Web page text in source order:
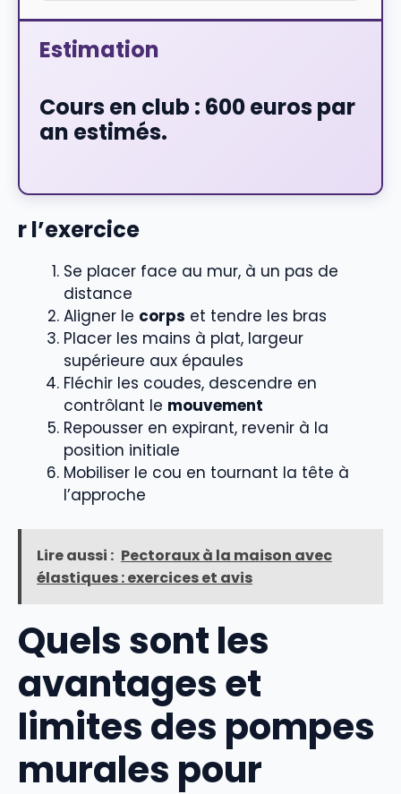
Estimation
Cours en club : 600 euros par
an estimés.
r l’exercice
Se placer face au mur, à un pas de
distance
Aligner le corps et tendre les bras
Placer les mains à plat, largeur
supérieure aux épaules
Fléchir les coudes, descendre en
contrôlant le mouvement
Repousser en expirant, revenir à la
position initiale
Mobiliser le cou en tournant la tête à
l’approche
Lire aussi : Pectoraux à la maison avec
élastiques : exercices et avis
Quels sont les
avantages et
limites des pompes
murales pour